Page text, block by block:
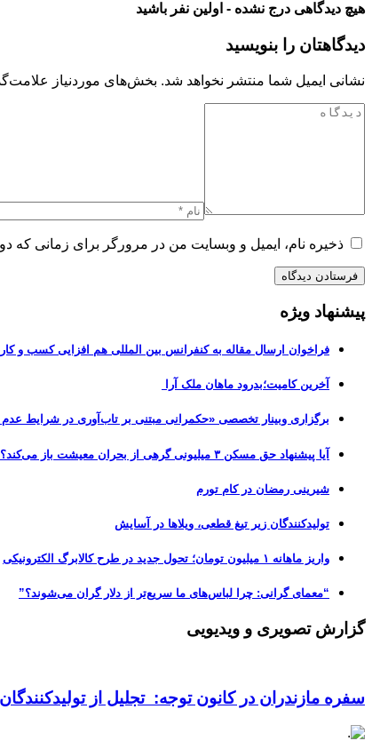
هیچ دیدگاهی درج نشده - اولین نفر باشید
دیدگاهتان را بنویسید
نشانی ایمیل شما منتشر نخواهد شد. بخش‌های موردنیاز
ذخیره نام، ایمیل و وبسایت من در مرورگر برای زمانی که
پیشنهاد ویژه
فراخوان ارسال مقاله به کنفرانس بین المللی هم افزایی کسب و
آخرین کامیت؛بدرود ماهان ملک آرا
برگزاری وبینار تخصصی «حکمرانی مبتنی بر تاب‌آوری در شرایط
آیا پیشنهاد حق مسکن ۳ میلیونی گرهی از بحران معیشت باز می‌کند؟
شیرینی رمضان در کام تورم
تولیدکنندگان زیر تیغ قطعی، ویلاها در آسایش
واریز ماهانه ۱ میلیون تومان؛ تحول جدید در طرح کالابرگ الکترونیکی
“معمای گرانی: چرا لباس‌های ما سریع‌تر از دلار گران می‌شوند؟”
گزارش تصویری و ویدیویی
سفره مازندران در کانون توجه: تجلیل از